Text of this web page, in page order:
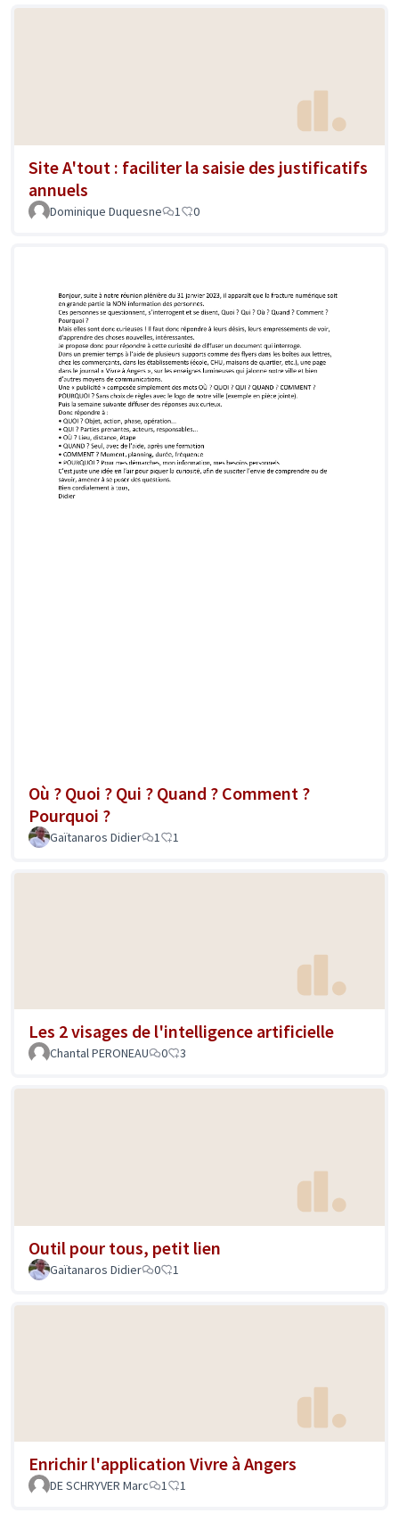
Site A'tout : faciliter la saisie des justificatifs
annuels
Dominique Duquesne 1 0
Où ? Quoi ? Qui ? Quand ? Comment ?
Pourquoi ?
Gaïtanaros Didier 1 1
Les 2 visages de l'intelligence artificielle
Chantal PERONEAU 0 3
Outil pour tous, petit lien
Gaïtanaros Didier 0 1
Enrichir l'application Vivre à Angers
DE SCHRYVER Marc 1 1